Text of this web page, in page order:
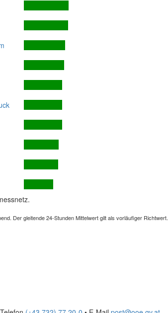
Der gleitende 24-Stunden Mittelwert gilt als vorläufiger Richtwert.